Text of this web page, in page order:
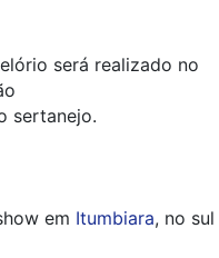
será realizado no
sertanejo.
em Itumbiara, no sul